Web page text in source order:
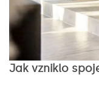
Jak vzniklo